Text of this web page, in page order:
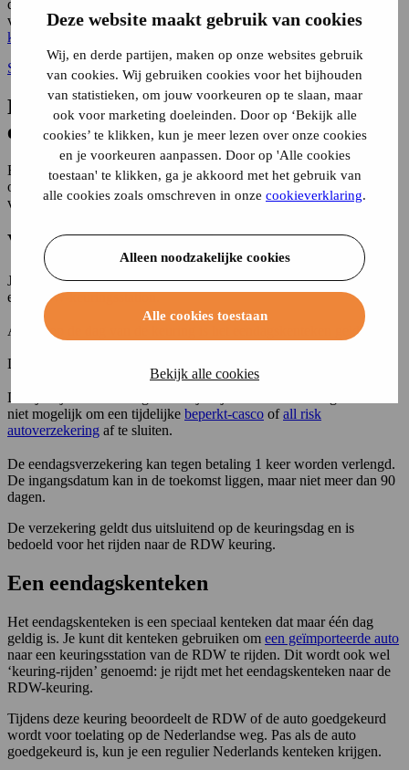
Deze website maakt gebruik van cookies
Wij, en derde partijen, maken op onze websites gebruik
van cookies. Wij gebruiken cookies voor het bijhouden
van statistieken, om jouw voorkeuren op te slaan, maar
ook voor marketing doeleinden. Door op ‘Bekijk alle
cookies’ te klikken, kun je meer lezen over onze cookies
en je voorkeuren aanpassen. Door op 'Alle cookies
toestaan' te klikken, ga je akkoord met het gebruik van
alle cookies zoals omschreven in onze cookieverklaring.
Alleen noodzakelijke cookies
Alle cookies toestaan
Bekijk alle cookies
dekking is aangevraagd. Je betaling moet binnen zijn voordat de
verzekeringsmaatschappij een verzekeringsbewijs eneen groene
kaart
Sluit een eendagsverzekering af
Kosten van een
eendagskentekenverzekering
Een eendagskentekenverzekering kost €79 . Als je de verzekering
online aanvraagt krijg je na betaling via iDEAL | Wero direct het
verzekeringsbewijs toegestuurd.
Voorwaarden en regels
Je mag een eendagskenteken aanvragen als je een afspraak hebt op
een RDW-keuringsstation.
Alleen op de dag van de keuring is het eendagskenteken geldig.
De verzekering is alleen geldig in Nederland.
De tijdelijke verzekering is een tijdelijke WA-verzekering. Het is
niet mogelijk om een tijdelijke beperkt-casco ofall risk
autoverzekering af te sluiten.
De eendagsverzekering kan tegen betaling 1 keer worden verlengd.
De ingangsdatum kan in de toekomst liggen, maar niet meer dan 90
dagen.
De verzekering geldt dus uitsluitend op de keuringsdag en is
bedoeld voor het rijden naar de RDW keuring.
Een eendagskenteken
Het eendagskenteken is een speciaal kenteken dat maar één dag
geldig is. Je kunt dit kenteken gebruiken om een geïmporteerde auto
naar een keuringsstation van de RDW te rijden. Dit wordt ook wel
‘keuring-rijden’ genoemd: je rijdt met het eendagskenteken naar de
RDW-keuring.
Tijdens deze keuring beoordeelt de RDW of de auto goedgekeurd
wordt voor toelating op de Nederlandse weg. Pas als de auto
goedgekeurd is, kun je een regulier Nederlands kenteken krijgen.